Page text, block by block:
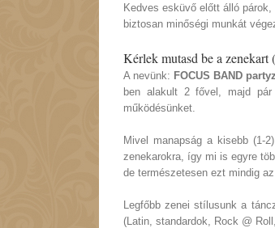
Kedves esküvő előtt álló
biztosan minőségi munkát
Kérlek mutasd be a
A nevünk: FOCUS BAND
ben alakult 2 fővel, majd
működésünket.
Mivel manapság a kisebb (1-
zenekarokra, így mi is egyre
de természetesen ezt mindig az
Legfőbb zenei stílusunk a
(Latin, standardok, Rock @